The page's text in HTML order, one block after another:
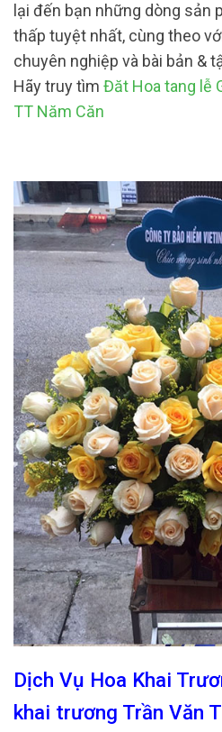
lại đến bạn những dòng sản
thấp tuyệt nhất, cùng theo
chuyên nghiệp và bài bản &
Hãy truy tìm Đăt Hoa tang lễ
TT Năm Căn
Dịch Vụ Hoa Khai
khai trương Trần Văn